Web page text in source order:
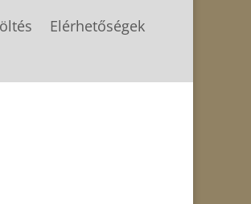
Elérhetőségek